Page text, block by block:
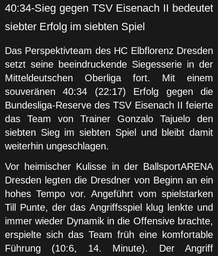
40:34-Sieg gegen TSV Eisenach II bedeutet
siebter Erfolg im siebten Spiel
Das Perspektivteam des HC Elbflorenz Dresden
setzt seine beeindruckende Siegesserie in der
Mitteldeutschen Oberliga fort. Mit einem
souveränen 40:34 (22:17) Erfolg gegen die
Bundesliga-Reserve des TSV Eisenach II feierte
das Team von Trainer Gonzalo Tajuelo den
siebten Sieg im siebten Spiel und bleibt damit
weiterhin ungeschlagen.
Vor heimischer Kulisse in der BallsportARENA
Dresden legten die Dresdner von Beginn an ein
hohes Tempo vor. Angeführt vom spielstarken
Till Punte, der das Angriffsspiel klug lenkte und
immer wieder Dynamik in die Offensive brachte,
erspielte sich das Team früh eine komfortable
Führung (10:6, 14. Minute). Der Angriff